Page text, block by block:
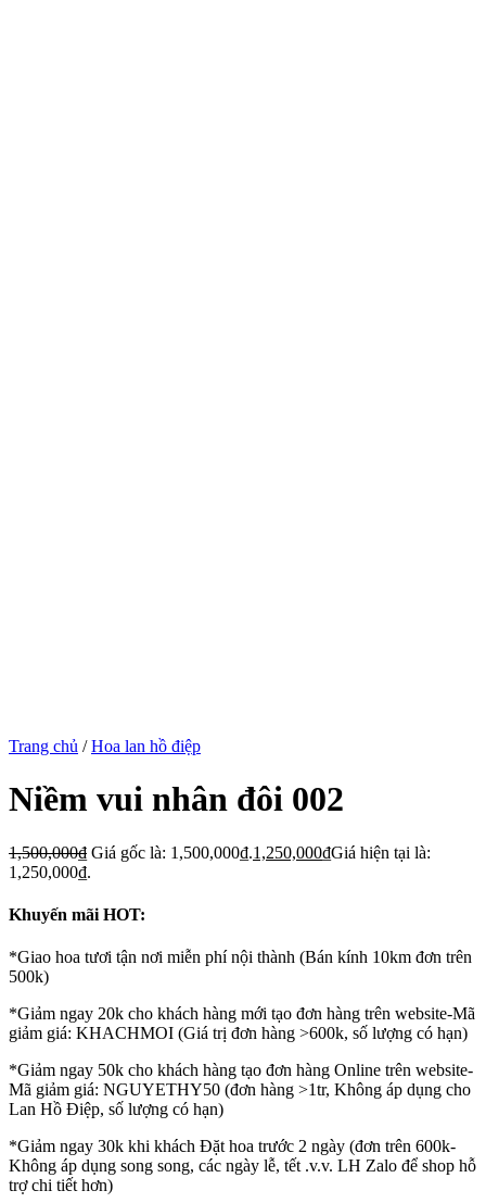
Trang chủ / Hoa lan hồ điệp
Niềm vui nhân đôi 002
1,500,000₫ Giá gốc là: 1,500,000₫.1,250,000₫Giá hiện tại là:
1,250,000₫.
Khuyến mãi HOT:
*Giao hoa tươi tận nơi miễn phí nội thành (Bán kính 10km đơn trên
500k)
*Giảm ngay 20k cho khách hàng mới tạo đơn hàng trên website-Mã
giảm giá: KHACHMOI (Giá trị đơn hàng >600k, số lượng có hạn)
*Giảm ngay 50k cho khách hàng tạo đơn hàng Online trên website-
Mã giảm giá: NGUYETHY50 (đơn hàng >1tr, Không áp dụng cho
Lan Hồ Điệp, số lượng có hạn)
*Giảm ngay 30k khi khách Đặt hoa trước 2 ngày (đơn trên 600k-
Không áp dụng song song, các ngày lễ, tết .v.v. LH Zalo để shop hỗ
trợ chi tiết hơn)